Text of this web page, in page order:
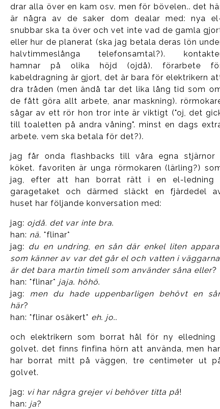
drar alla över en kam osv. men för bövelen.. det
är några av de saker dom dealar med: nya
snubbar ska ta över och vet inte vad de gamla
eller hur de planerat (ska jag betala deras lön
halvtimmeslånga telefonsamtal?).
hamnar på olika höjd (ojdå). förarbete
kabeldragning är gjort, det är bara för elektrikern
dra tråden (men ändå tar det lika lång tid som
de fått göra allt arbete, anar maskning).
sågar av ett rör hon tror inte är viktigt ("oj, det
till toaletten på andra våning". minst en dags
arbete. vem ska betala för det?).
jag får onda flashbacks till våra egna stjärnor
köket. favoriten är unga rörmokaren (lärling?)
jag, efter att han borrat rätt i en el-ledning
garagetaket och därmed släckt en fjärdedel
huset har följande konversation med:
jag: ojdå. det var inte bra.
han: nä. *flinar*
jag: du en undring, en sån där enkel liten
som känner av var det går el och vatten i
är det bara martin timell som använder såna eller?
han: *flinar* jaja. höhö.
jag: men du hade uppenbarligen behövt en
här?
han: *flinar osäkert* eh. jo..
och elektrikern som borrat hål för ny elledning
golvet. det finns finfina hörn att använda, men
har borrat mitt på väggen, tre centimeter ut
golvet.
jag: vi har några grejer vi behöver titta på!
han: ja?